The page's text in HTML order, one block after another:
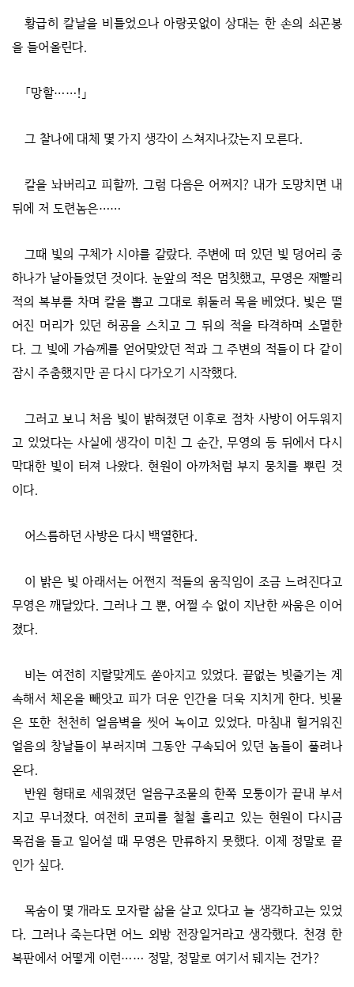
황급히 칼날을 비틀었으나 아랑곳없이 상대는 한 손의 쇠곤봉
을 들어올린다.
「망할……!」
그 찰나에 대체 몇 가지 생각이 스쳐지나갔는지 모른다.
칼을 놔버리고 피할까. 그럼 다음은 어쩌지? 내가 도망치면 내
뒤에 저 도련놈은……
그때 빛의 구체가 시야를 갈랐다. 주변에 떠 있던 빛 덩어리 중
하나가 날아들었던 것이다. 눈앞의 적은 멈칫했고, 무영은 재빨리
적의 복부를 차며 칼을 뽑고 그대로 휘둘러 목을 베었다. 빛은 떨
어진 머리가 있던 허공을 스치고 그 뒤의 적을 타격하며 소멸한
다. 그 빛에 가슴께를 얻어맞았던 적과 그 주변의 적들이 다 같이
잠시 주춤했지만 곧 다시 다가오기 시작했다.
그러고 보니 처음 빛이 밝혀졌던 이후로 점차 사방이 어두워지
고 있었다는 사실에 생각이 미친 그 순간, 무영의 등 뒤에서 다시
막대한 빛이 터져 나왔다. 현원이 아까처럼 부지 뭉치를 뿌린 것
이다.
어스름하던 사방은 다시 백열한다.
이 밝은 빛 아래서는 어쩐지 적들의 움직임이 조금 느려진다고
무영은 깨달았다.그러나 그 뿐, 어쩔 수 없이 지난한 싸움은 이어
졌다.
비는 여전히 지랄맞게도 쏟아지고 있었다. 끝없는 빗줄기는 계
속해서 체온을 빼앗고 피가 더운 인간을 더욱 지치게 한다. 빗물
은 또한 천천히 얼음벽을 씻어 녹이고 있었다. 마침내 헐거워진
얼음의 창날들이 부러지며 그동안 구속되어 있던 놈들이 풀려나
온다.
반원 형태로 세워졌던 얼음구조물의 한쪽 모퉁이가 끝내 부서
지고 무너졌다. 여전히 코피를 철철 흘리고 있는 현원이 다시금
목검을 들고 일어설 때 무영은 만류하지 못했다. 이제 정말로 끝
인가 싶다.
목숨이 몇 개라도 모자랄 삶을 살고 있다고 늘 생각하고는 있었
다. 그러나 죽는다면 어느 외방 전장일거라고 생각했다. 천경 한
복판에서 어떻게 이런…… 정말, 정말로 여기서 뒈지는 건가?